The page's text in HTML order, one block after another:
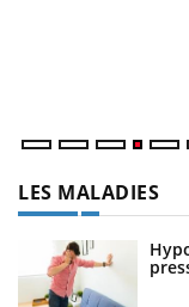
LES MALADIES